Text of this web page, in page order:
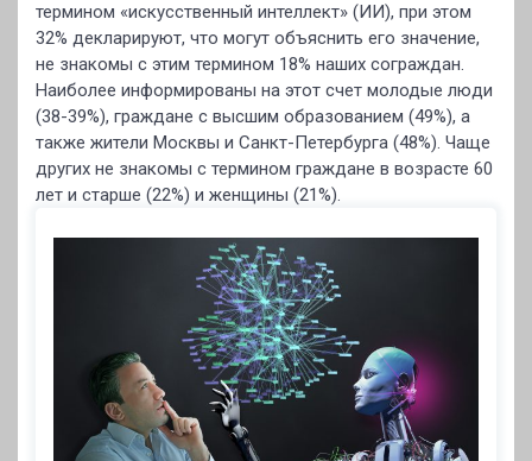
термином «искусственный интеллект» (ИИ), при этом
32% декларируют, что могут объяснить его значение,
не знакомы с этим термином 18% наших сограждан.
Наиболее информированы на этот счет молодые люди
(38-39%), граждане с высшим образованием (49%), а
также жители Москвы и Санкт-Петербурга (48%). Чаще
других не знакомы с термином граждане в возрасте 60
лет и старше (22%) и женщины (21%).